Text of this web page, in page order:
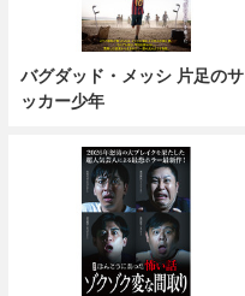
バグダッド・メッシ 片足のサ
ッカー少年